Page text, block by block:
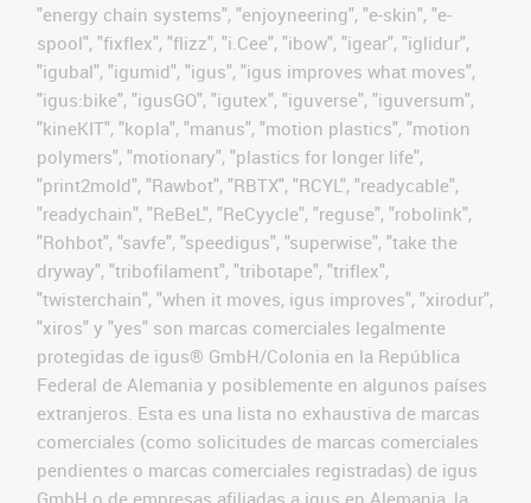
"energy chain systems", "enjoyneering", "e-skin", "e-
spool", "fixflex", "flizz", "i.Cee", "ibow", "igear", "iglidur",
"igubal", "igumid", "igus", "igus improves what moves",
"igus:bike", "igusGO", "igutex", "iguverse", "iguversum",
"kineKIT", "kopla", "manus", "motion plastics", "motion
polymers", "motionary", "plastics for longer life",
"print2mold", "Rawbot", "RBTX", "RCYL", "readycable",
"readychain", "ReBeL", "ReCyycle", "reguse", "robolink",
"Rohbot", "savfe", "speedigus", "superwise", "take the
dryway", "tribofilament", "tribotape", "triflex",
"twisterchain", "when it moves, igus improves", "xirodur",
"xiros" y "yes" son marcas comerciales legalmente
protegidas de igus® GmbH/Colonia en la República
Federal de Alemania y posiblemente en algunos países
extranjeros. Esta es una lista no exhaustiva de marcas
comerciales (como solicitudes de marcas comerciales
pendientes o marcas comerciales registradas) de igus
GmbH o de empresas afiliadas a igus en Alemania, la